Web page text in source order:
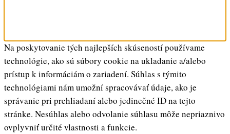
Na poskytovanie tých najlepších skúseností používame
technológie, ako sú súbory cookie na ukladanie a/alebo
prístup k informáciám o zariadení. Súhlas s týmito
technológiami nám umožní spracovávať údaje, ako je
správanie pri prehliadaní alebo jedinečné ID na tejto
stránke. Nesúhlas alebo odvolanie súhlasu môže nepriaznivo
ovplyvniť určité vlastnosti a funkcie.